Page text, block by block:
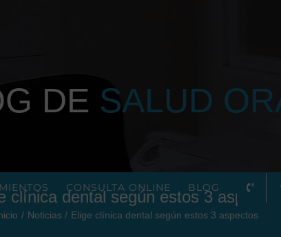
CONSULTA ONLINE BLOG
DE SALUD
clínica dental según estos 3
Noticias Elige clínica dental según estos 3 aspectos